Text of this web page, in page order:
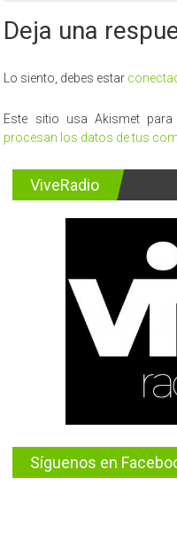
Deja una
Lo siento, debes estar
Este sitio usa Akismet
procesan los datos de tus
ViveRadio
Síguenos en